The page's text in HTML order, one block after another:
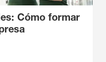
Cómo formar